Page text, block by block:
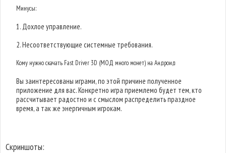
Минусы:
1. Дохлое управление.
2. Несоответствующие системные требования.
Кому нужно скачать Fast Driver 3D (МОД много монет) на Андроид
Вы заинтересованы играми, по этой причине полученное
приложение для вас. Конкретно игра приемлемо будет тем, кто
рассчитывает радостно и с смыслом распределить праздное
время, а так же энергичным игрокам.
Скриншоты: